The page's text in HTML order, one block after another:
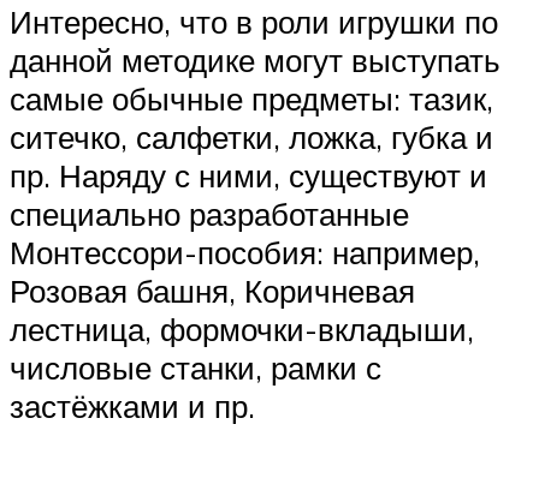
Интересно, что в роли игрушки по
данной методике могут выступать
самые обычные предметы: тазик,
ситечко, салфетки, ложка, губка и
пр. Наряду с ними, существуют и
специально разработанные
Монтессори-пособия: например,
Розовая башня, Коричневая
лестница, формочки-вкладыши,
числовые станки, рамки с
застёжками и пр.